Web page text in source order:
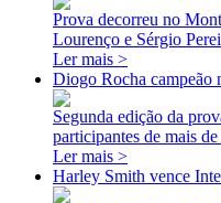
Prova decorreu no
Lourenço e Sérgio
Ler mais >
Diogo Rocha campeão
Segunda edição da
participantes de mais
Ler mais >
Harley Smith vence